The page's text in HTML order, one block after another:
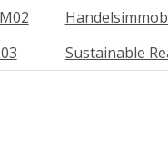
Sustainable